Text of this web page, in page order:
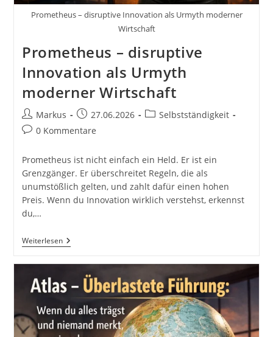
Prometheus – disruptive Innovation als Urmyth moderner
Wirtschaft
Prometheus – disruptive
Innovation als Urmyth
moderner Wirtschaft
Beitrags-
Autor:
Markus
Beitrag
veröffentlicht:
27.06.2026
Beitrags-
Selbstständigkeit
Beitrags-
0 Kommentare
Prometheus ist nicht einfach ein Held. Er ist ein
Grenzgänger. Er überschreitet Regeln, die als
unumstößlich gelten, und zahlt dafür einen hohen
Preis. Wenn du Innovation wirklich verstehst, erkennst
du,…
WeiterlesenPrometheus
–
Als
Urmyth
Moderner
Wirtschaft